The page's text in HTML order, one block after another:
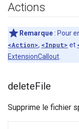
Actions
Remarque : Pour
<Action>, <Input> et
ExtensionCallout
deleteFile
Supprime le fichier